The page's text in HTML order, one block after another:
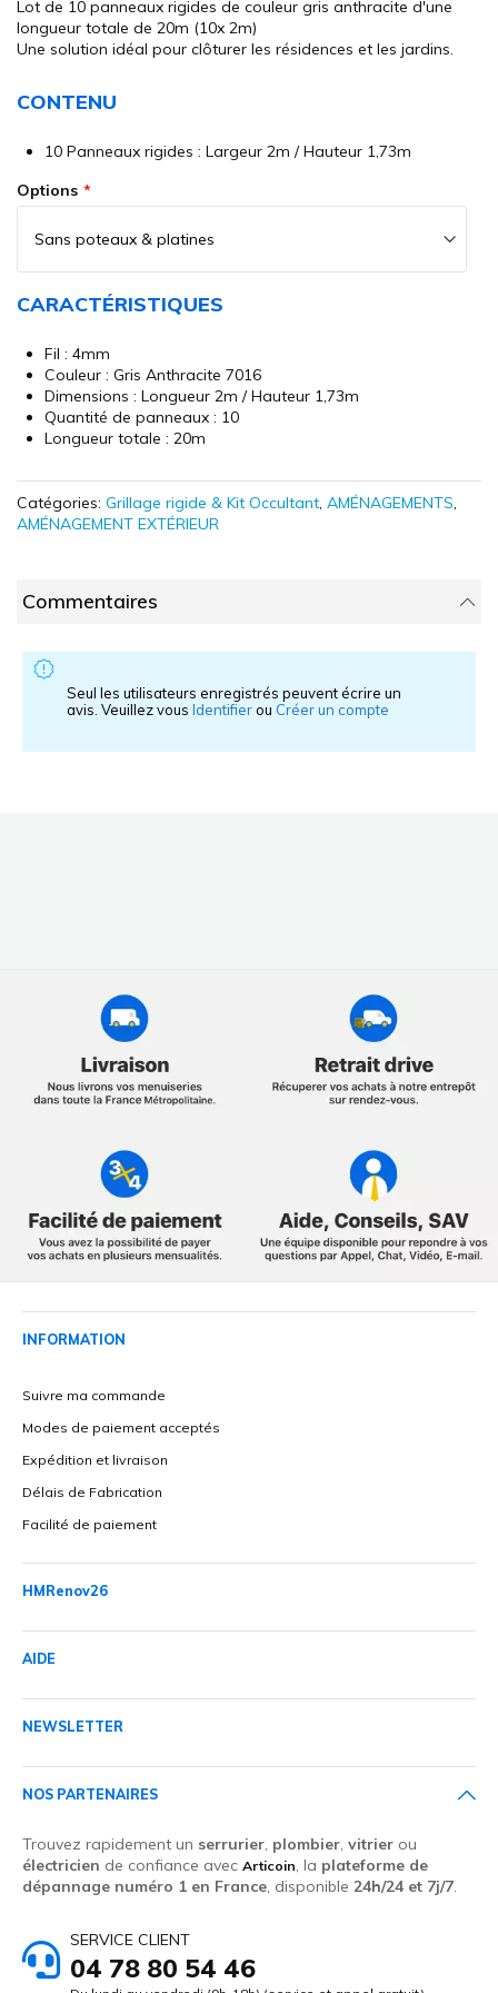
of
the
images
Lot de 10 panneaux rigides de couleur gris anthracite d'une
longueur totale de 20m (10x 2m)
Une solution idéal pour clôturer les résidences et les jardins.
CONTENU
10 Panneaux rigides : Largeur 2m / Hauteur 1,73m
Options
CARACTÉRISTIQUES
Fil : 4mm
Couleur : Gris Anthracite 7016
Dimensions : Longueur 2m / Hauteur 1,73m
Quantité de panneaux : 10
Longueur totale : 20m
Catégories: Grillage rigide & Kit Occultant, AMÉNAGEMENTS,
AMÉNAGEMENT EXTÉRIEUR
Commentaires
Seul les utilisateurs enregistrés peuvent écrire un
avis. Veuillez vous Identifierou Créer un compte
INFORMATION
Suivre ma commande
Modes de paiement acceptés
Expédition et livraison
Délais de Fabrication
Facilité de paiement
HMRenov26
AIDE
NEWSLETTER
NOS PARTENAIRES
Trouvez rapidement un serrurier, plombier, vitrier ou
électricien de confiance avec Articoin, la plateforme de
dépannage numéro 1 en France, disponible 24h/24 et 7j/7.
SERVICE CLIENT
04 78 80 54 46